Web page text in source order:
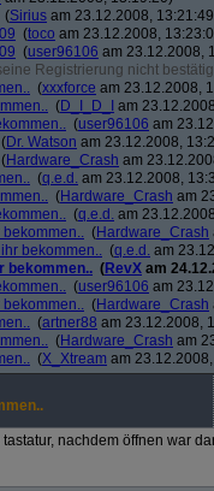
(Sirius am 23.12.2008,
(toco am 23.12.2008,
(user96106 am 23.12.2008,
Registrierung nicht
(xxxforce am 23.12.2008,
(D_I_D_I
am
(user96106 am
(Dr. Watson am 23.12.2008,
(Hardware_Crash am
(q.e.d. am 23.12.2008,
(Hardware_Crash am
(q.e.d. am
(Hardware_Crash
bekommen.. (q.e.d. am
bekommen.. (RevX am
(user96106 am
(Hardware_Crash
(artner88 am 23.12.2008,
(Hardware_Crash am
(X_Xtream am
nachdem öffnen war